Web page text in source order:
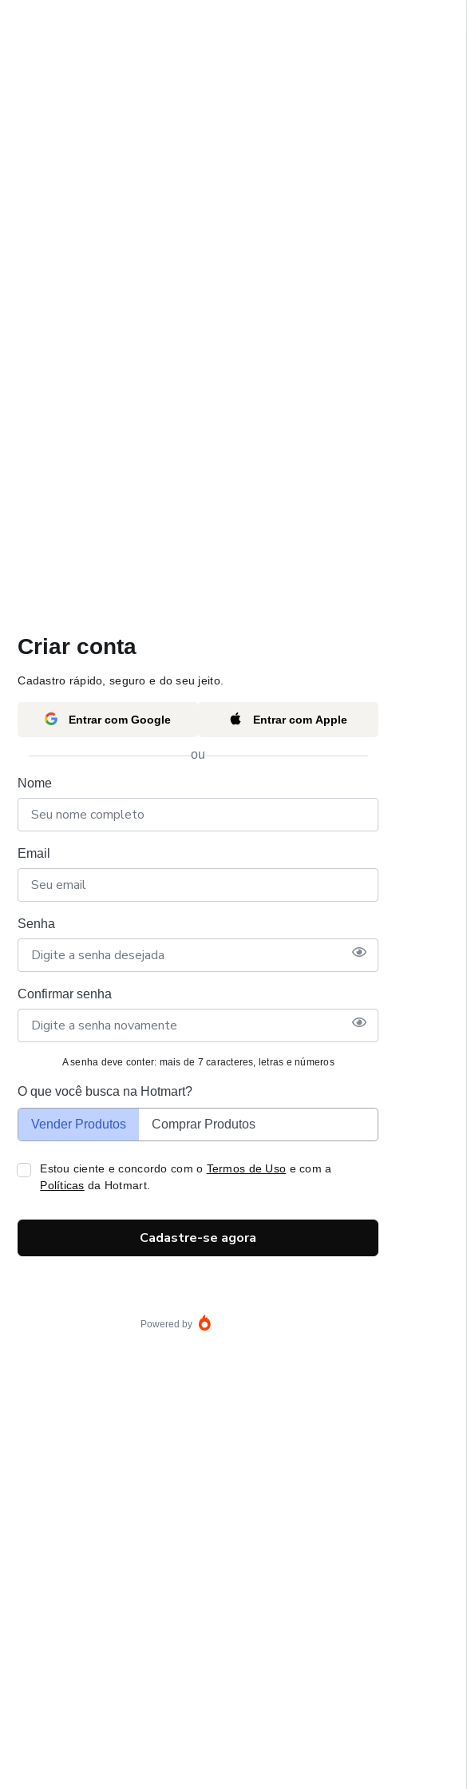
Criar conta
Cadastro rápido, seguro e do seu jeito.
Entrar com Google Entrar com Apple
ou
Nome
Email
Senha
Confirmar senha
A senha deve conter: mais de 7 caracteres, letras e números
O que você busca na Hotmart?
Vender Produtos Comprar Produtos
Estou ciente e concordo com o Termos de Uso e com a
Políticas da Hotmart.
Cadastre-se agora
Powered by